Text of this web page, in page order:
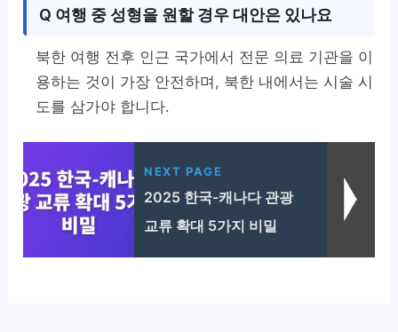
Q 여행 중 성형을 원할 경우 대안은 있나요
북한 여행 전후 인근 국가에서 전문 의료 기관을 이
용하는 것이 가장 안전하며, 북한 내에서는 시술 시
도를 삼가야 합니다.
NEXT PAGE
2025 한국-캐나다 관광
교류 확대 5가지 비밀